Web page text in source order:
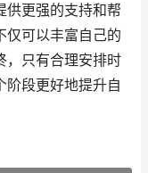
供更强的支持和帮
仅可以丰富自己的
，只有合理安排时
阶段更好地提升自